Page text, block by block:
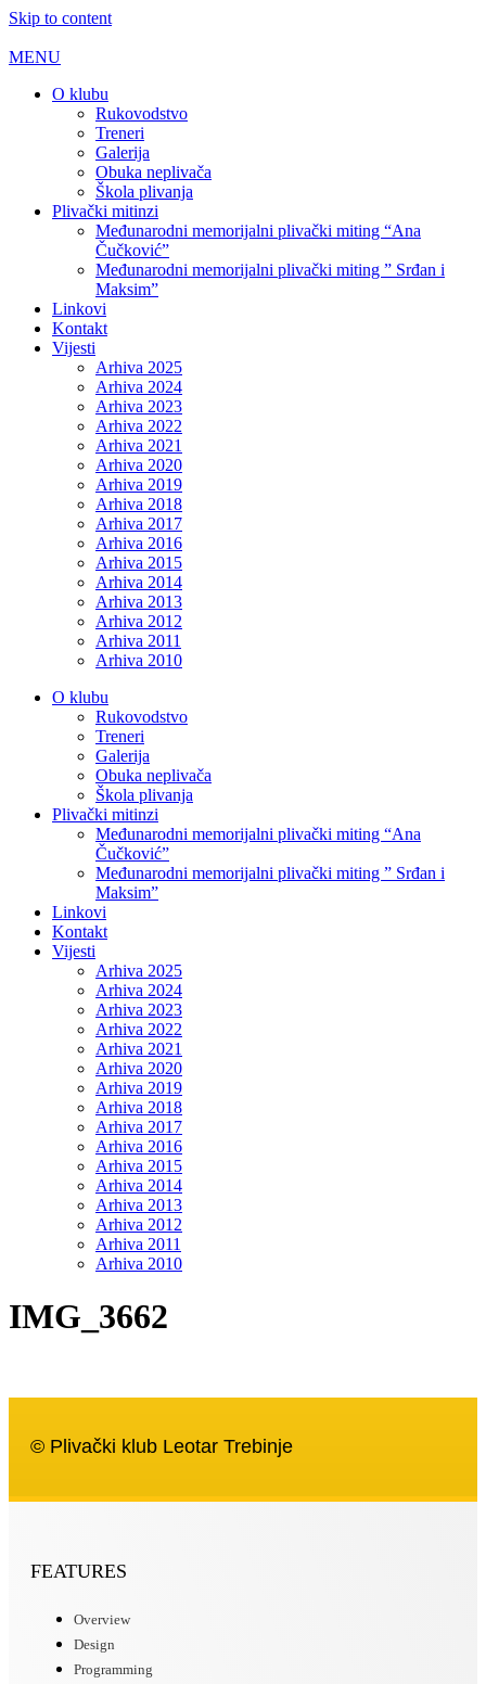
Skip to content
MENU
O klubu
Rukovodstvo
Treneri
Galerija
Obuka neplivača
Škola plivanja
Plivački mitinzi
Međunarodni memorijalni plivački miting “Ana
Čučković”
Međunarodni memorijalni plivački miting ” Srđan i
Maksim”
Linkovi
Kontakt
Vijesti
Arhiva 2025
Arhiva 2024
Arhiva 2023
Arhiva 2022
Arhiva 2021
Arhiva 2020
Arhiva 2019
Arhiva 2018
Arhiva 2017
Arhiva 2016
Arhiva 2015
Arhiva 2014
Arhiva 2013
Arhiva 2012
Arhiva 2011
Arhiva 2010
O klubu
Rukovodstvo
Treneri
Galerija
Obuka neplivača
Škola plivanja
Plivački mitinzi
Međunarodni memorijalni plivački miting “Ana
Čučković”
Međunarodni memorijalni plivački miting ” Srđan i
Maksim”
Linkovi
Kontakt
Vijesti
Arhiva 2025
Arhiva 2024
Arhiva 2023
Arhiva 2022
Arhiva 2021
Arhiva 2020
Arhiva 2019
Arhiva 2018
Arhiva 2017
Arhiva 2016
Arhiva 2015
Arhiva 2014
Arhiva 2013
Arhiva 2012
Arhiva 2011
Arhiva 2010
IMG_3662
© Plivački klub Leotar Trebinje
FEATURES
Overview
Design
Programming